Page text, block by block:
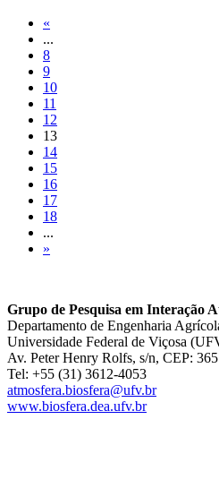
«
...
8
9
10
11
12
13
14
15
16
17
18
...
»
Grupo de Pesquisa em Interação
Departamento de Engenharia
Universidade Federal de Viçosa
Av. Peter Henry Rolfs, s/n, CEP:
Tel: +55 (31) 3612-4053
atmosfera.biosfera@ufv.br
www.biosfera.dea.ufv.br